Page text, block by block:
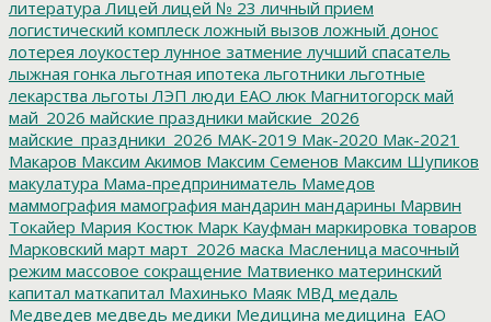
литература Лицей лицей № 23 личный прием
логистический комплеск ложный вызов ложный донос
лотерея лоукостер лунное затмение лучший спасатель
лыжная гонка льготная ипотека льготники льготные
лекарства льготы ЛЭП люди ЕАО люк Магнитогорск май
май_2026 майские праздники майские_2026
майские_праздники_2026 МАК-2019 Мак-2020 Мак-2021
Макаров Максим Акимов Максим Семенов Максим Шупиков
макулатура Мама-предприниматель Мамедов
маммография мамография мандарин мандарины Марвин
Токайер Мария Костюк Марк Кауфман маркировка товаров
Марковский март март_2026 маска Масленица масочный
режим массовое сокращение Матвиенко материнский
капитал маткапитал Махинько Маяк МВД медаль
Медведев медведь медики Медицина медицина_ЕАО